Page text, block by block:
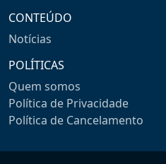
CONTEÚDO
Notícias
POLÍTICAS
Quem somos
Política de Privacidade
Política de Cancelamento